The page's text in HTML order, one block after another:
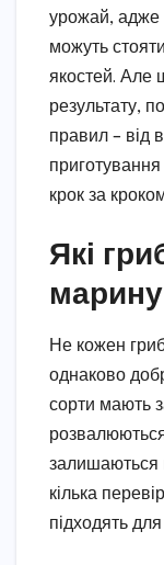
урожай, адже
можуть
якостей. Але
результату,
правил – від
крок за
Які
Не кожен
однаково
сорти мають
залишаються
кілька
підходять